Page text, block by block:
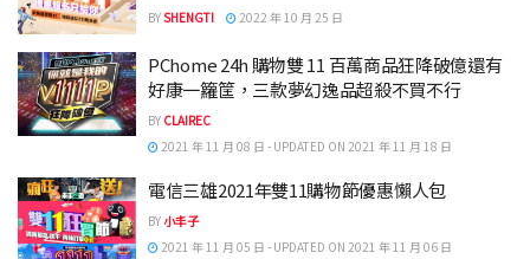
BYSHENGTI 2022 年 10 月 25 日
PChome 24h 購物雙 11 百萬商品狂降破億還有
好康一籮筐，三款夢幻逸品超殺不買不行
BY CLAIREC
2021 年 11 月 08 日 - UPDATED ON 2021 年 11 月 18 日
電信三雄2021年雙11購物節優惠懶人包
BY小丰子
2021 年 11 月 05 日 - UPDATED ON 2021 年 11 月 06 日